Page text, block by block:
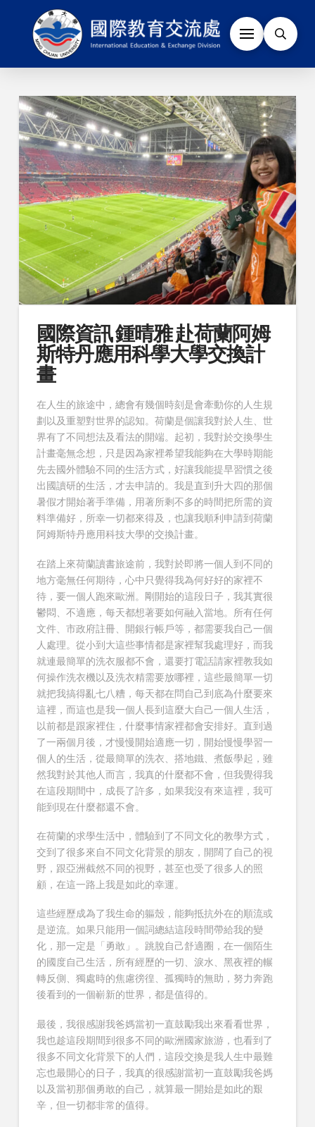
國際資訊 鍾晴雅 赴荷蘭阿姆
斯特丹應用科學大學交換計
畫
在人生的旅途中，總會有幾個時刻是會牽動你的人生規
劃以及重塑對世界的認知。荷蘭是個讓我對於人生、世
界有了不同想法及看法的開端。起初，我對於交換學生
計畫毫無念想，只是因為家裡希望我能夠在大學時期能
先去國外體驗不同的生活方式，好讓我能提早習慣之後
出國讀研的生活，才去申請的。我是直到升大四的那個
暑假才開始著手準備，用著所剩不多的時間把所需的資
料準備好，所幸一切都來得及，也讓我順利申請到荷蘭
阿姆斯特丹應用科技大學的交換計畫。
在踏上來荷蘭讀書旅途前，我對於即將一個人到不同的
地方毫無任何期待，心中只覺得我為何好好的家裡不
待，要一個人跑來歐洲。剛開始的這段日子，我其實很
鬱悶、不適應，每天都想著要如何融入當地。所有任何
文件、市政府註冊、開銀行帳戶等，都需要我自己一個
人處理。從小到大這些事情都是家裡幫我處理好，而我
就連最簡單的洗衣服都不會，還要打電話請家裡教我如
何操作洗衣機以及洗衣精需要放哪裡，這些最簡單一切
就把我搞得亂七八糟，每天都在問自己到底為什麼要來
這裡，而這也是我一個人長到這麼大自己一個人生活，
以前都是跟家裡住，什麼事情家裡都會安排好。直到過
了一兩個月後，才慢慢開始適應一切，開始慢慢學習一
個人的生活，從最簡單的洗衣、搭地鐵、煮飯學起，雖
然我對於其他人而言，我真的什麼都不會，但我覺得我
在這段期間中，成長了許多，如果我沒有來這裡，我可
能到現在什麼都還不會。
在荷蘭的求學生活中，體驗到了不同文化的教學方式，
交到了很多來自不同文化背景的朋友，開闊了自己的視
野，跟亞洲截然不同的視野，甚至也受了很多人的照
顧，在這一路上我是如此的幸運。
這些經歷成為了我生命的軀殼，能夠抵抗外在的順流或
是逆流。如果只能用一個詞總結這段時間帶給我的變
化，那一定是「勇敢」。跳脫自己舒適圈，在一個陌生
的國度自己生活，所有經歷的一切、淚水、黑夜裡的輾
轉反側、獨處時的焦慮徬徨、孤獨時的無助，努力奔跑
後看到的一個嶄新的世界，都是值得的。
最後，我很感謝我爸媽當初一直鼓勵我出來看看世界，
我也趁這段期間到很多不同的歐洲國家旅游，也看到了
很多不同文化背景下的人們，這段交換是我人生中最難
忘也最開心的日子，我真的很感謝當初一直鼓勵我爸媽
以及當初那個勇敢的自己，就算最一開始是如此的艱
辛，但一切都非常的值得。